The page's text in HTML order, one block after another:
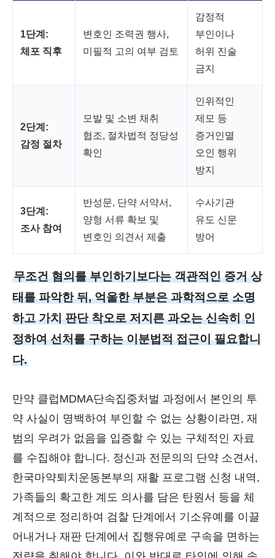
1단계:
체포 직후
변호인 조력권 행사,
미필적 고의 여부 검토
감정적
부인이나
허위 진술
금지
2단계:
감정 절차
모발 및 소변 채취
협조, 절차법적 정당성
확인
인위적인
제모 등
증거인멸
오인 행위
방지
3단계:
조사 참여
반성문, 단약 서약서,
양형 서류 확보 및
변호인 의견서 제출
수사기관
유도 신문
방어
무조건 혐의를 부인하기보다는 객관적인 증거 상
태를 파악한 뒤, 억울한 부분은 과학적으로 소명
하고 가치 판단 착오로 저지른 과오는 신속히 인
정하여 선처를 구하는 이분법적 접근이 필요합니
다.
만약 클럽MDMA단속집중처벌 과정에서 본인의 투
약 사실이 명백하여 부인할 수 없는 상황이라면, 재
범의 우려가 없음을 입증할 수 있는 구체적인 자료
를 수집해야 합니다. 정신과 전문의의 단약 소견서,
한국마약퇴치운동본부의 재활 프로그램 신청 내역,
가족들의 확고한 계도 의사를 담은 탄원서 등을 체
계적으로 정리하여 검찰 단계에서 기소유예를 이끌
어내거나 재판 단계에서 집행유예로 구속을 면하는